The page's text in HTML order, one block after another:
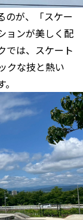
のが、「スケー
ョンが美しく配
では、スケート
クな技と熱い